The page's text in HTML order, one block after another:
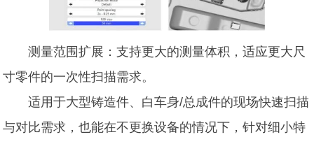
测量范围扩展：支持更大的测量体积，适应更大尺
寸零件的一次性扫描需求。
适用于大型铸造件、白车身/总成件的现场快速扫描
与对比需求，也能在不更换设备的情况下，针对细小特